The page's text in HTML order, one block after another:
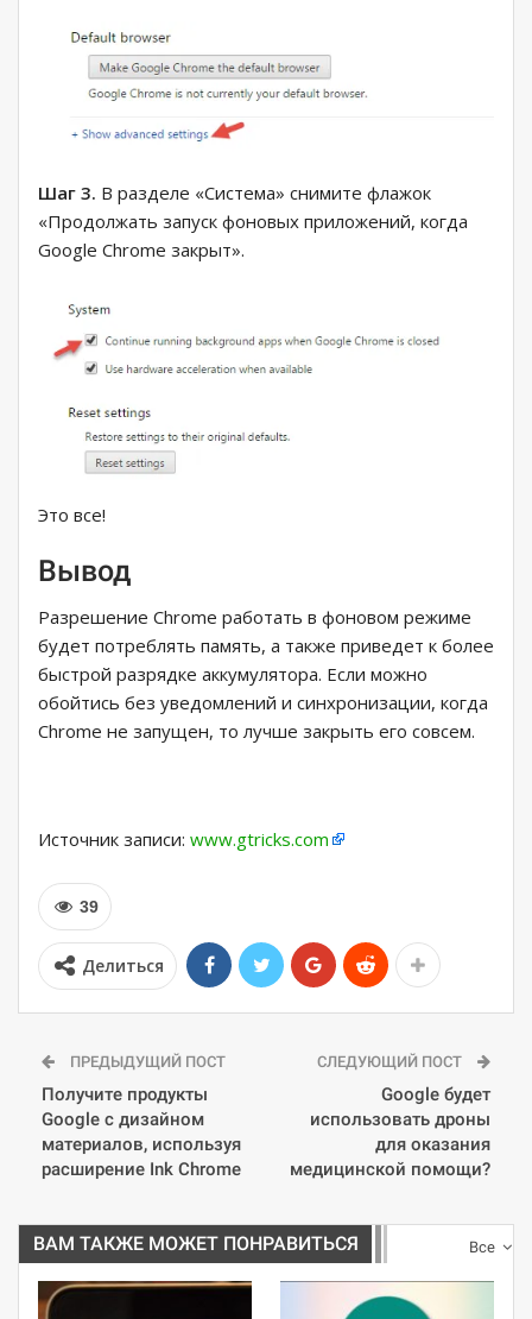
Шаг 3. В разделе «Система» снимите флажок
«Продолжать запуск фоновых приложений, когда
Google Chrome закрыт».
Это все!
Вывод
Разрешение Chrome работать в фоновом режиме
будет потреблять память, а также приведет к более
быстрой разрядке аккумулятора. Если можно
обойтись без уведомлений и синхронизации, когда
Chrome не запущен, то лучше закрыть его совсем.
Источник записи: www.gtricks.com
39
Делиться
ПРЕДЫДУЩИЙ ПОСТ
Получите продукты
Google с дизайном
материалов, используя
расширение Ink Chrome
СЛЕДУЮЩИЙ ПОСТ
Google будет
использовать дроны
для оказания
медицинской помощи?
Все
ВАМ ТАКЖЕ МОЖЕТ ПОНРАВИТЬСЯ